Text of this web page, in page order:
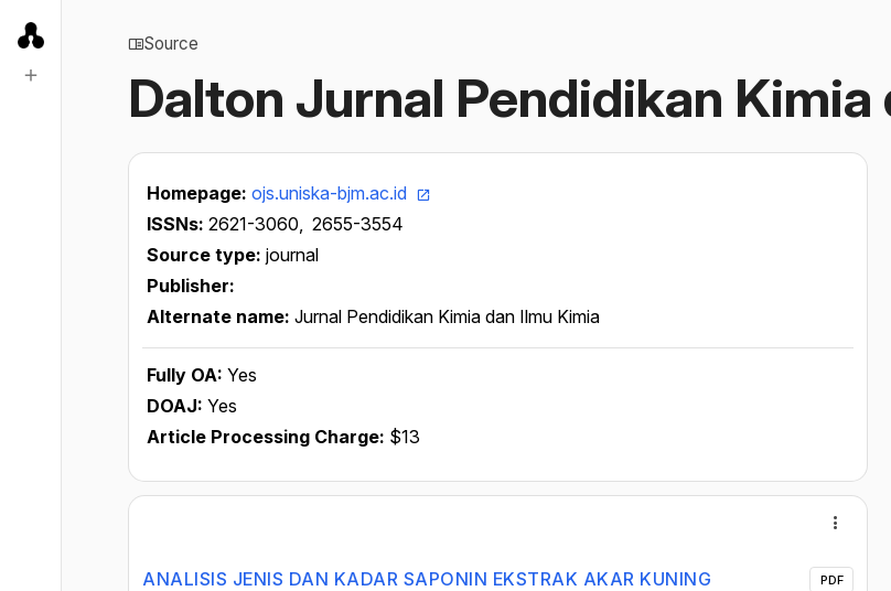
Source
Dalton Jurnal Pendidikan Kimia
Homepage: ojs.uniska-bjm.ac.id
ISSNs: 2621-3060, 2655-3554
Source type: journal
Publisher:
Alternate name: Jurnal Pendidikan Kimia dan Ilmu Kimia
Fully OA: Yes
DOAJ: Yes
Article Processing Charge: $13
ANALISIS JENIS DAN KADAR SAPONIN EKSTRAK AKAR KUNING
PDF